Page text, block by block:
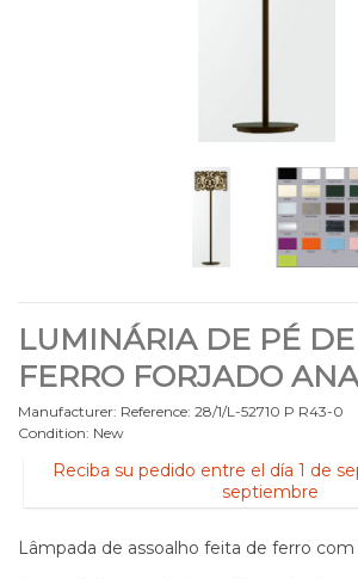
LUMINÁRIA DE PÉ DE
FERRO FORJADO ANA
Manufacturer: Reference: 28/1/L-52710 P R43-0
Condition: New
Reciba su pedido entre el día 1 de
septiembre
Lâmpada de assoalho feita de ferro com